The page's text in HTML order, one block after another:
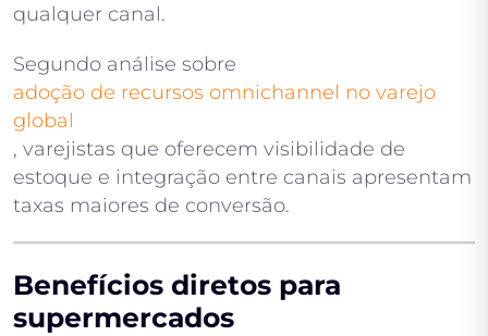
qualquer canal.
Segundo análise sobre
adoção de recursos omnichannel no varejo
global
, varejistas que oferecem visibilidade de
estoque e integração entre canais apresentam
taxas maiores de conversão.
Benefícios diretos para
supermercados